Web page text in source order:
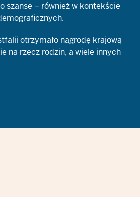
szanse – również w kontekście
otrzymało nagrodę krajową
na rzecz rodzin, a wiele innych